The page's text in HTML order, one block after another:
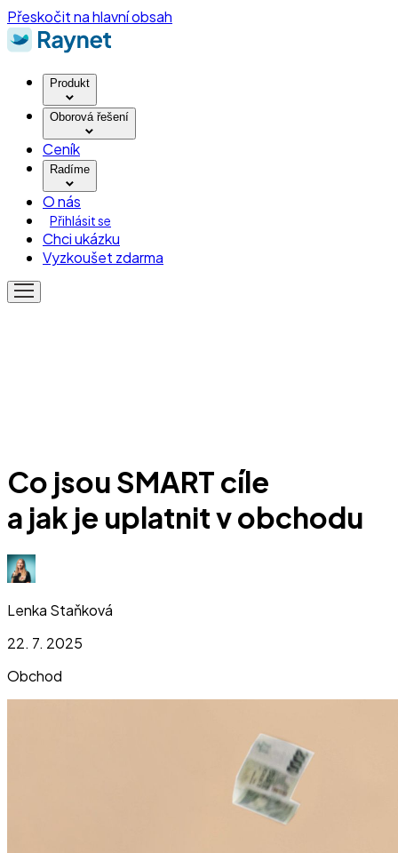
Přeskočit na hlavní obsah
Produkt
Oborová řešení
Ceník
Radíme
O nás
Přihlásit se
Chci ukázku
Vyzkoušet zdarma
Co jsou SMART cíle
a jak je uplatnit v obchodu
Lenka Staňková
22. 7. 2025
Obchod